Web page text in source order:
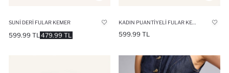
SUNI DERI FULAR KEMER
479.99 TL
599.99 TL 599.99 TL